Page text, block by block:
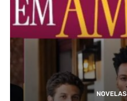
NOVELAS